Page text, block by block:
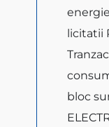
licitatii
bloc